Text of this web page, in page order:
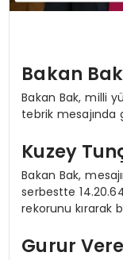
Bakan
Bakan Bak, milli
tebrik mesajında
Kuzey
Bakan Bak,
serbestte
rekorunu kırarak
Gurur